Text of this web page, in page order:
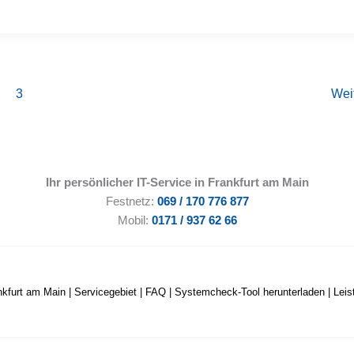
3
Ihr persönlicher IT-Service in Frankfurt am Main
Festnetz: 069 / 170 776 877
Mobil: 0171 / 937 62 66
am Main Servicegebiet FAQ Systemcheck-Tool herunterladen